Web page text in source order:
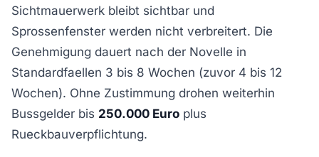
Sichtmauerwerk bleibt sichtbar und
Sprossenfenster werden nicht verbreitert. Die
Genehmigung dauert nach der Novelle in
Standardfaellen 3 bis 8 Wochen (zuvor 4 bis 12
Wochen). Ohne Zustimmung drohen weiterhin
Bussgelder bis 250.000 Euro plus
Rueckbauverpflichtung.